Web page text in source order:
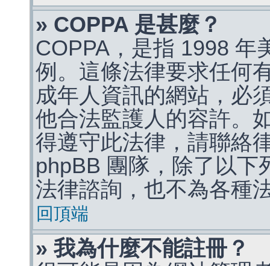
» COPPA 是甚麼？
COPPA，是指 1998 年
例。這條法律要求任何
成年人資訊的網站，必
他合法監護人的容許。
得遵守此法律，請聯絡
phpBB 團隊，除了以下
法律諮詢，也不為各種
回頂端
» 我為什麼不能註冊？